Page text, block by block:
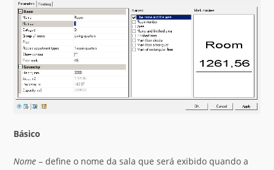
Básico
Nome – define o nome da sala que será exibido quando a